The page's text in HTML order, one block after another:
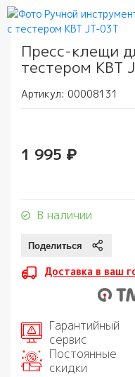
Пресс-клещи
тестером КВТ
Артикул: 00008131
1 995 ₽
В наличии
Доставка в ваш
Гарантийный
сервис
Постоянные
скидки